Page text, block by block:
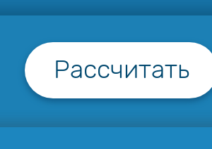
Рассчитать